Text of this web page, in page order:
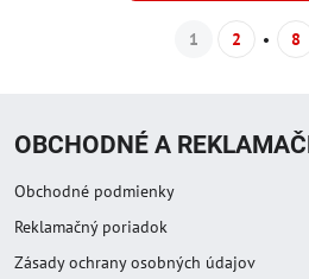
1 2 8
OBCHODNÉ A
Obchodné podmienky
Reklamačný poriadok
Zásady ochrany osobných údajov